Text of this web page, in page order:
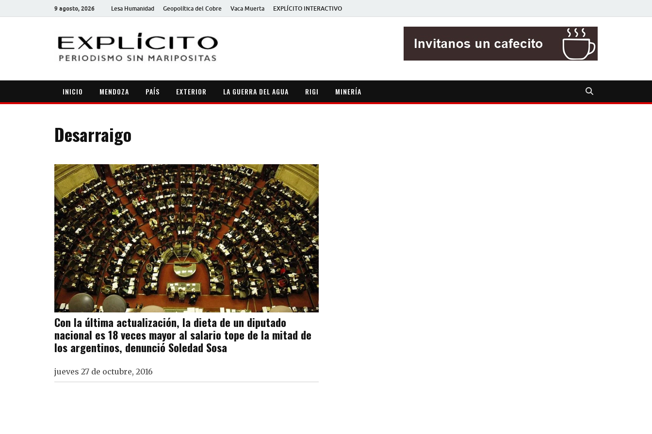
9 agosto, 2026 Lesa Humanidad Geopolítica del Cobre Vaca Muerta EXPLÍCITO INTERACTIVO
INICIO MENDOZA PAÍS EXTERIOR LA GUERRA DEL AGUA RIGI MINERÍA
Desarraigo
Con la última actualización, la dieta de un diputado
nacional es 18 veces mayor al salario tope de la mitad de
los argentinos, denunció Soledad Sosa
jueves 27 de octubre, 2016